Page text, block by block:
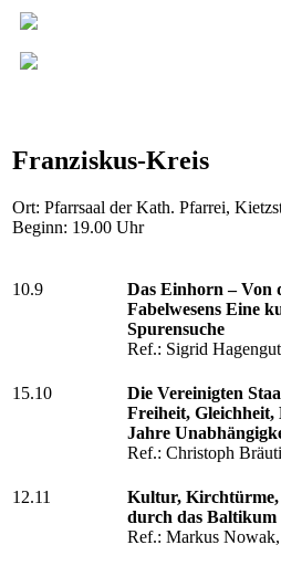
Franziskus-Kreis
Ort: Pfarrsaal der Kath. Pfarrei,
Beginn: 19.00 Uhr
10.9
Das Einhorn – Von
Fabelwesens Eine
Spurensuche
Ref.: Sigrid
15.10
Die Vereinigten
Freiheit, Gleichheit,
Jahre
Ref.: Christoph
12.11
Kultur, Kirchtürme,
durch das Baltikum
Ref.: Markus